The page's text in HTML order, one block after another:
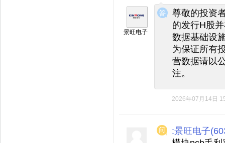
◆
◆
景旺电子
尊敬的投资
的发行H股
数据基础设
为保证所有
营数据请以
注。
2026年07月14日
:景旺电子